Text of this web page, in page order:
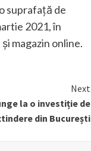
suprafață de
2021, în
magazin online.
Next
la o investiție de
din București